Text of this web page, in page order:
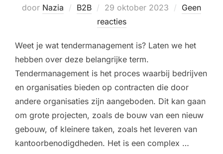
door Nazia B2B
Geplaatst
op
29 oktober 2023
Geen
reacties
Weet je wat tendermanagement is? Laten we het
hebben over deze belangrijke term.
Tendermanagement is het proces waarbij bedrijven
en organisaties bieden op contracten die door
andere organisaties zijn aangeboden. Dit kan gaan
om grote projecten, zoals de bouw van een nieuw
gebouw, of kleinere taken, zoals het leveren van
kantoorbenodigdheden. Het is een complex …